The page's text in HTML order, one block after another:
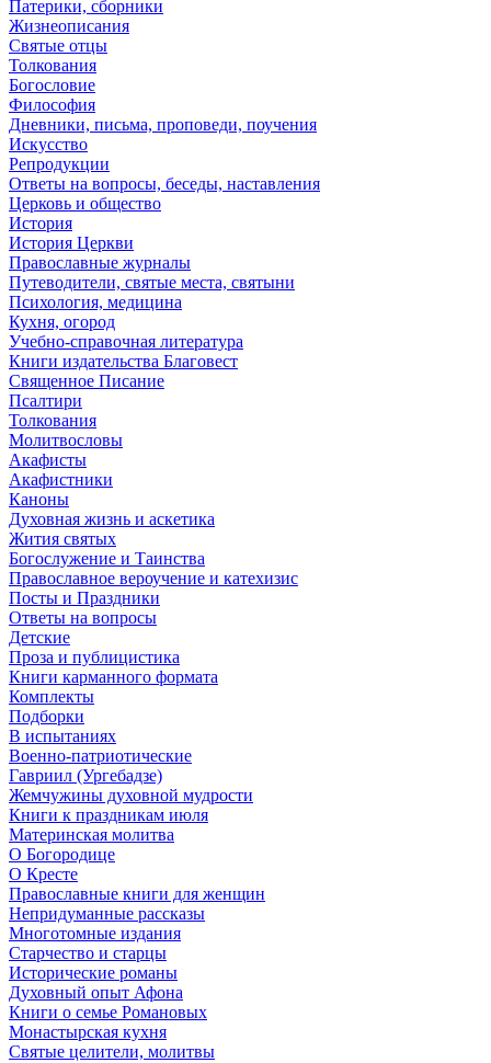
Патерики, сборники
Жизнеописания
Святые отцы
Толкования
Богословие
Философия
Дневники, письма, проповеди, поучения
Искусство
Репродукции
Ответы на вопросы, беседы, наставления
Церковь и общество
История
История Церкви
Православные журналы
Путеводители, святые места, святыни
Психология, медицина
Кухня, огород
Учебно-справочная литература
Книги издательства Благовест
Священное Писание
Псалтири
Толкования
Молитвословы
Акафисты
Акафистники
Каноны
Духовная жизнь и аскетика
Жития святых
Богослужение и Таинства
Православное вероучение и катехизис
Посты и Праздники
Ответы на вопросы
Детские
Проза и публицистика
Книги карманного формата
Комплекты
Подборки
В испытаниях
Военно-патриотические
Гавриил (Ургебадзе)
Жемчужины духовной мудрости
Книги к праздникам июля
Материнская молитва
О Богородице
О Кресте
Православные книги для женщин
Непридуманные рассказы
Многотомные издания
Старчество и старцы
Исторические романы
Духовный опыт Афона
Книги о семье Романовых
Монастырская кухня
Святые целители, молитвы